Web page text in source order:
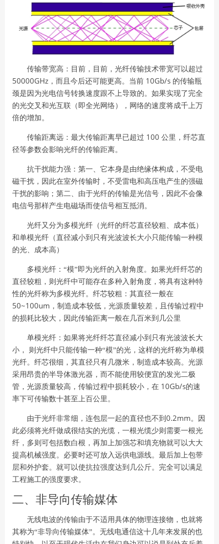
传输带宽高：目前，目前，光纤传输技术带宽可以超过
50000GHz ，而且今后还可能更高。当前 10Gb/s 的传输瓶
颈是因为光电信号转换速度跟不上导致的。如果实现了完全
的光交叉和光互联（即全光网络），网络的速度将成千上万
倍的增加。
传输距离远：最大传输距离早已超过 100 公里，纤芯直
径等参数会影响光纤的传输距离。
抗干扰能力强：第一、它本身是由绝缘体构成，不受电
磁干扰，因此在室外传输时，不受雷电和高压电产生的强磁
干扰的影响；第二、由于光纤的传输是光信号，因此不会像
电信号那样产生电磁场而使信号相互抵消。
光纤又分为多模光纤（光纤的纤芯直径较粗、成本低）
和单模光纤（直径减小到只有光波波长大小只能传输一种模
的光、成本高）
多模光纤：“模”即为光纤的入射角度。如果光纤纤芯的
直径较粗，则光纤中可能存在多种入射角度，将具有这种特
性的光纤称为多模光纤。纤芯较粗：其直径一般在
50~100um ，制造成本较低，光源质量较差，且传输过程中
的损耗比较大，因此传输距离一般在几百米到几公里
单模光纤：如果将光纤纤芯直径减小到只有光波波长大
小，
则光纤中只能传输一种“模”的光，这样的光纤称为单模
光纤。纤芯很细，其直径只有几微米，制造成本较高。光源
采用昂贵的半导体激光器，而不能使用较便宜的发光二极
管，光源质量较高，传输过程中损耗较小，在 10Gb/s的速
率下可传输数十甚至上百公里。
由于光纤非常细，连包层一起的直径也不到 0.2mm。因
此必须将光纤做成很结实的光缆，一根光缆少则需要一根光
纤，多则可包括数白根，再加上加强芯和填充物就可以大大
提高机械强度。必要时还可放入远供电源线。最后加上包带
层和外护套。就可以使抗拉强度达到几公斤。完全可以满足
工程施工的强度要求。
二、非导向传输媒体
无线电波的传输由于不适用具体的物理连接物，也就将
其称为“非导向传输媒体”。无线电通信这十几年来发展的也